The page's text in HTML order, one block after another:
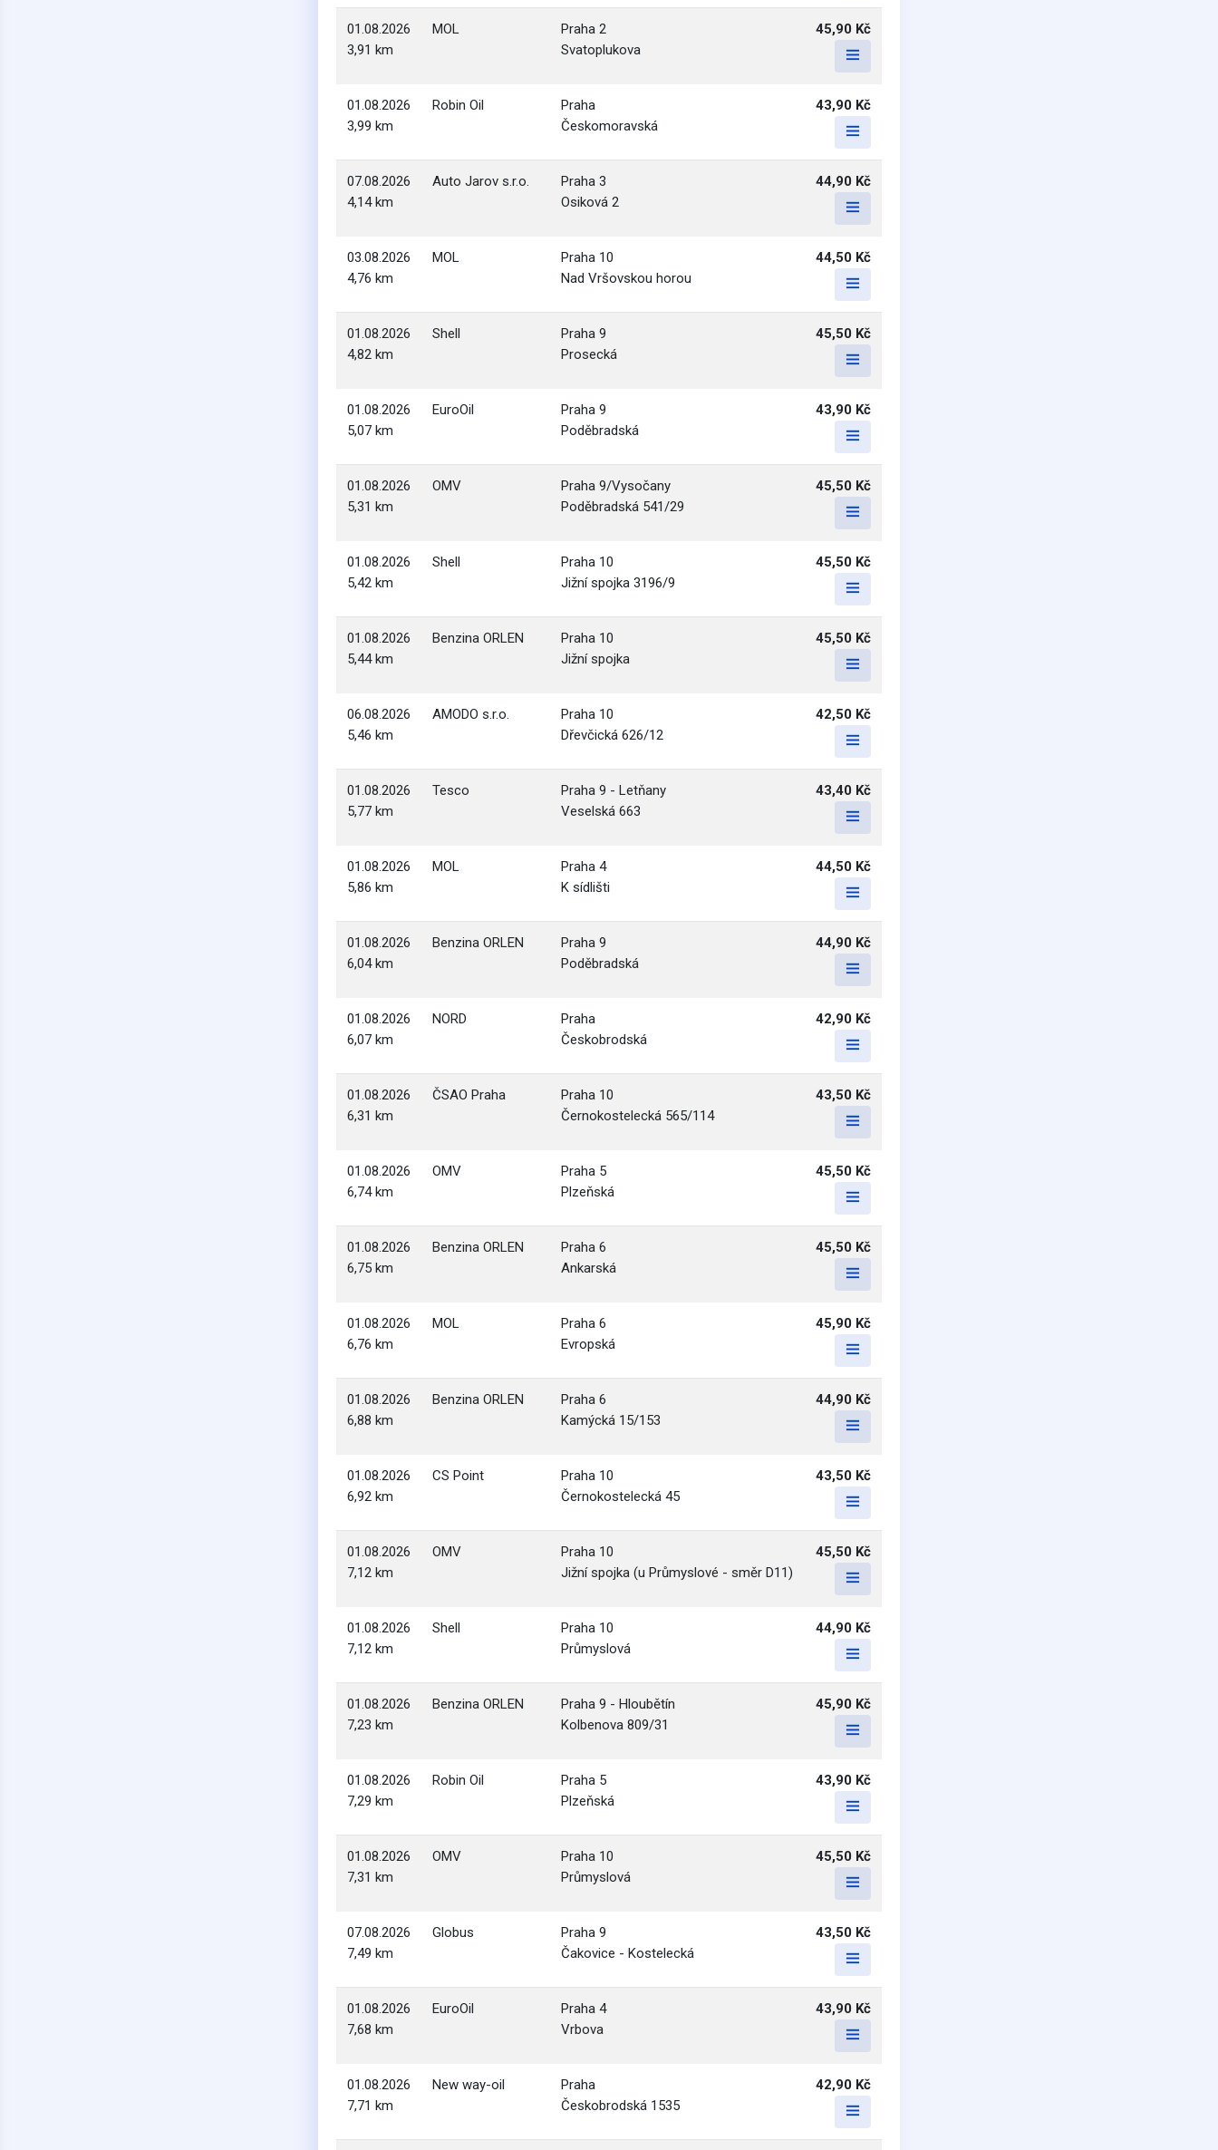
01.08.2026
3,91 km
MOL
Praha 2
Svatoplukova
45,90 Kč
01.08.2026
3,99 km
Robin Oil
Praha
Českomoravská
43,90 Kč
07.08.2026
4,14 km
Auto Jarov s.r.o.
Praha 3
Osiková 2
44,90 Kč
03.08.2026
4,76 km
MOL
Praha 10
Nad Vršovskou horou
44,50 Kč
01.08.2026
4,82 km
Shell
Praha 9
Prosecká
45,50 Kč
01.08.2026
5,07 km
EuroOil
Praha 9
Poděbradská
43,90 Kč
01.08.2026
5,31 km
OMV
Praha 9/Vysočany
Poděbradská 541/29
45,50 Kč
01.08.2026
5,42 km
Shell
Praha 10
Jižní spojka 3196/9
45,50 Kč
01.08.2026
5,44 km
Benzina ORLEN
Praha 10
Jižní spojka
45,50 Kč
06.08.2026
5,46 km
AMODO s.r.o.
Praha 10
Dřevčická 626/12
42,50 Kč
01.08.2026
5,77 km
Tesco
Praha 9 - Letňany
Veselská 663
43,40 Kč
01.08.2026
5,86 km
MOL
Praha 4
K sídlišti
44,50 Kč
01.08.2026
6,04 km
Benzina ORLEN
Praha 9
Poděbradská
44,90 Kč
01.08.2026
6,07 km
NORD
Praha
Českobrodská
42,90 Kč
01.08.2026
6,31 km
ČSAO Praha
Praha 10
Černokostelecká 565/114
43,50 Kč
01.08.2026
6,74 km
OMV
Praha 5
Plzeňská
45,50 Kč
01.08.2026
6,75 km
Benzina ORLEN
Praha 6
Ankarská
45,50 Kč
01.08.2026
6,76 km
MOL
Praha 6
Evropská
45,90 Kč
01.08.2026
6,88 km
Benzina ORLEN
Praha 6
Kamýcká 15/153
44,90 Kč
01.08.2026
6,92 km
CS Point
Praha 10
Černokostelecká 45
43,50 Kč
01.08.2026
7,12 km
OMV
Praha 10
Jižní spojka (u Průmyslové - směr D11)
45,50 Kč
01.08.2026
7,12 km
Shell
Praha 10
Průmyslová
44,90 Kč
01.08.2026
7,23 km
Benzina ORLEN
Praha 9 - Hloubětín
Kolbenova 809/31
45,90 Kč
01.08.2026
7,29 km
Robin Oil
Praha 5
Plzeňská
43,90 Kč
01.08.2026
7,31 km
OMV
Praha 10
Průmyslová
45,50 Kč
07.08.2026
7,49 km
Globus
Praha 9
Čakovice - Kostelecká
43,50 Kč
01.08.2026
7,68 km
EuroOil
Praha 4
Vrbova
43,90 Kč
01.08.2026
7,71 km
New way-oil
Praha
Českobrodská 1535
42,90 Kč